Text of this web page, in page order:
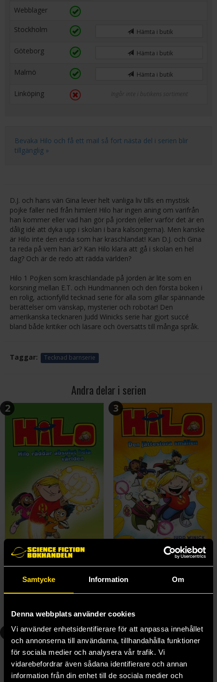
Samtycke Information Om
Denna webbplats använder cookies
Vi använder enhetsidentifierare för att anpassa innehållet
och annonserna till användarna, tillhandahålla funktioner
för sociala medier och analysera vår trafik. Vi
vidarebefordrar även sådana identifierare och annan
information från din enhet till de sociala medier och
Webblager
Stockholm Hämta i butik
Göteborg Hämta i butik
Malmö Hämta i butik
Linköping Ingår inte i butikens sortiment
Bevaka Hilo och få ett mail så fort nästa del i serien blir
tillgänglig »
D.J. och hans vän Gina lever helt vanliga liv tills en mystisk
pojke faller ned från himlen! Hilo har ingen aning om varifrån
han kommer eller vad han gör på jorden (eller varför det är en
dålig idé att dyka upp i skolan i bara kalsongerna). Men kanske
är Hilo inte den enda som har kraschlandat! Kan D.J. och Gina
ta reda på vem han är? Kan Hilo klara att gå i skolan en hel
dag? Och är de redo att rädda världen?
Hilo 1 Pojken som kraschlandade på jorden är lite som en
korsning mellan E.T. och Hundmannen och den första boken i
en rolig, actionfylld tecknad serie för alla som gillar spännande
berättelser om vänskap, mysterier och robotar! Den
amerikanska tecknaren Judd Winicks serie har gjort succé
bland både kritiker och läsare och översatts till många språk.
Taggar: Tecknad barnserie
Andra delar i serien
2
239 kr
Beställ
3
Hilo 3: Den jättestora smällen
239 kr